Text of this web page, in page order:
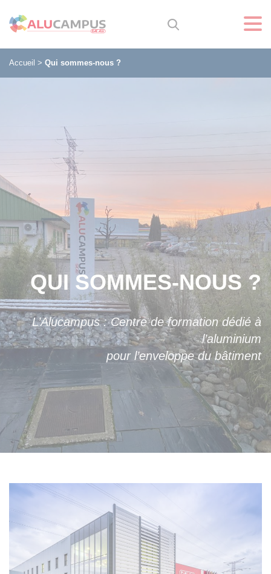
Accueil > Qui sommes-nous ?
QUI SOMMES-NOUS ?
L’Alucampus : Centre de formation dédié à
l’aluminium
pour l’enveloppe du bâtiment